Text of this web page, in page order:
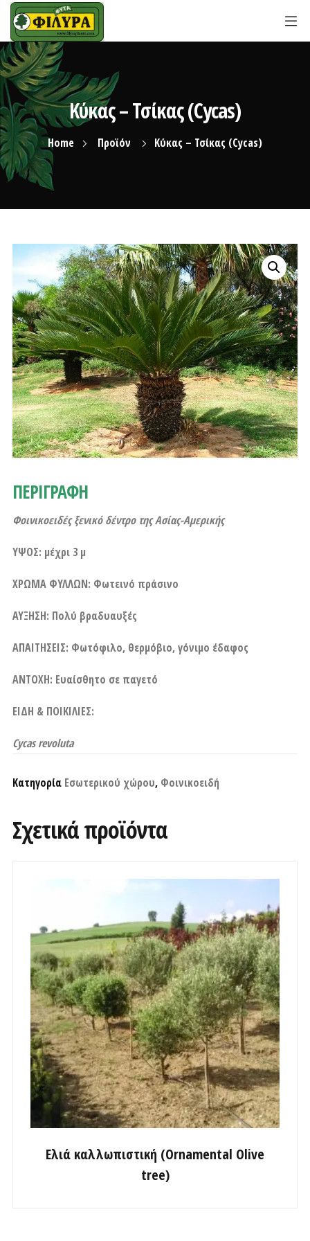
Κύκας – Τσίκας (Cycas)
Home Προϊόν Κύκας – Τσίκας (Cycas)
ΠΕΡΙΓΡΑΦΗ
Φοινικοειδές ξενικό δέντρο της Ασίας-Αμερικής
ΥΨΟΣ: μέχρι 3 μ
ΧΡΩΜΑ ΦΥΛΛΩΝ: Φωτεινό πράσινο
ΑΥΞΗΣΗ: Πολύ βραδυαυξές
ΑΠΑΙΤΗΣΕΙΣ: Φωτόφιλο, θερμόβιο, γόνιμο έδαφος
ΑΝΤΟΧΗ: Ευαίσθητο σε παγετό
ΕΙΔΗ & ΠΟΙΚΙΛΙΕΣ:
Cycas revoluta
Κατηγορία Εσωτερικού χώρου, Φοινικοειδή
Σχετικά προϊόντα
Ελιά καλλωπιστική (Ornamental Olive
tree)